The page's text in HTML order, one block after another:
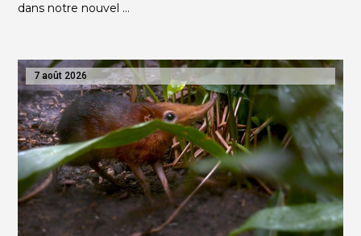
dans notre nouvel …
7 août 2026